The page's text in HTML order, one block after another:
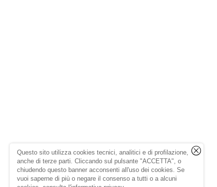
Questo sito utilizza cookies tecnici, analitici e di profilazione,
anche di terze parti. Cliccando sul pulsante "ACCETTA", o
chiudendo questo banner acconsenti all'uso dei cookies. Se
vuoi saperne di più o negare il consenso a tutti o a alcuni